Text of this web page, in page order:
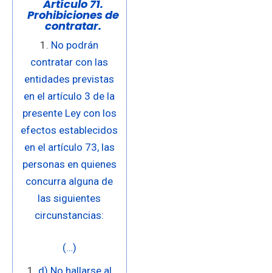
Artículo 71.
Prohibiciones de
contratar.
No podrán
contratar con las
entidades previstas
en el artículo 3 de la
presente Ley con los
efectos establecidos
en el artículo 73, las
personas en quienes
concurra alguna de
las siguientes
circunstancias:
(…)
d) No hallarse al